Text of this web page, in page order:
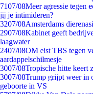
7107/08Meer agressie tegen
jij je intimideren?
3207/08Amsterdams
2907/08Kabinet geeft
laagwater
2407/08OM eist TBS tegen
aardappelschilmesje
3007/08Tropische hitte keert
3007/08Trump grijpt weer in
geboorte in VS